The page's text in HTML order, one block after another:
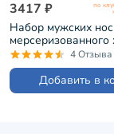
3417 ₽ по
Набор мужских
мерсеризованного
пар Sergio Di Calze
15SC17-18SC1-6)
4 Отзыва
Добавить в